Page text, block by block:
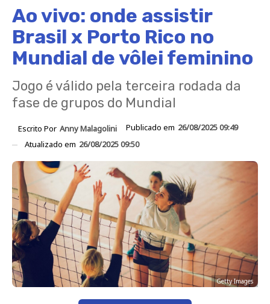
Ao vivo: onde assistir
Brasil x Porto Rico no
Mundial de vôlei feminino
Jogo é válido pela terceira rodada da
fase de grupos do Mundial
Escrito Por Anny Malagolini Publicado em 26/08/2025 09:49
Atualizado em 26/08/2025 09:50
Getty Images